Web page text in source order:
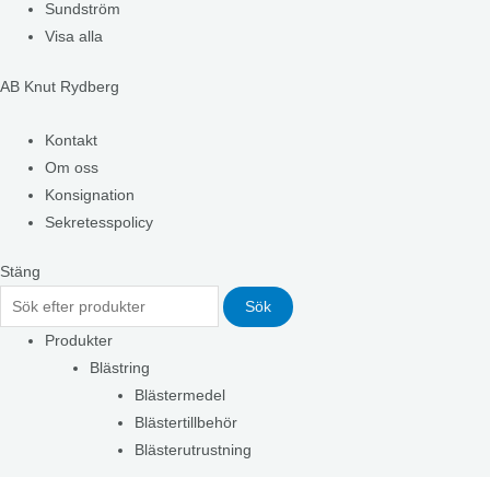
Sundström
Visa alla
AB Knut Rydberg
Kontakt
Om oss
Konsignation
Sekretesspolicy
Stäng
Sök
Produkter
Blästring
Blästermedel
Blästertillbehör
Blästerutrustning